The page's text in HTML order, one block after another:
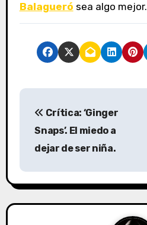
Balagueró sea algo mejor.
N
e
g
Crítica: ‘Ginger
Snaps’. El miedo a
dejar de ser niña.